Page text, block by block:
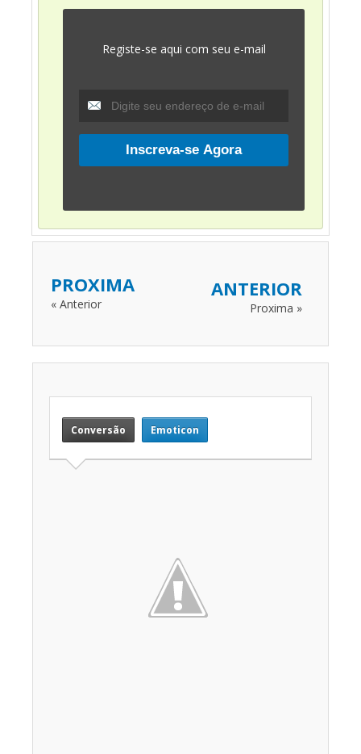
Registe-se aqui com seu e-mail
PROXIMA
« Anterior
ANTERIOR
Proxima »
Conversão Emoticon